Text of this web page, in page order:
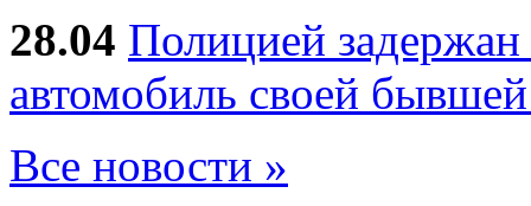
28.04 Полицией
автомобиль своей
Все новости »